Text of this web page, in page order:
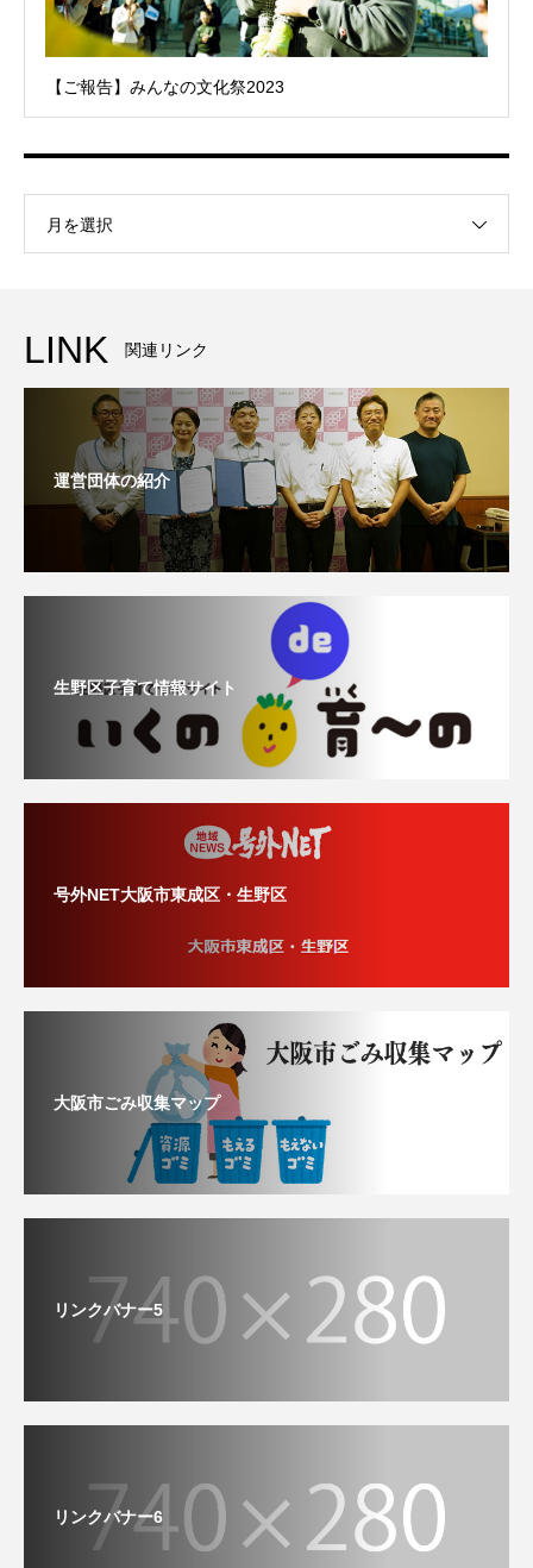
【ご報告】みんなの文化祭2023
月を選択
LINK 関連リンク
運営団体の紹介
生野区子育て情報サイト
号外NET大阪市東成区・生野区
大阪市ごみ収集マップ
リンクバナー5
リンクバナー6